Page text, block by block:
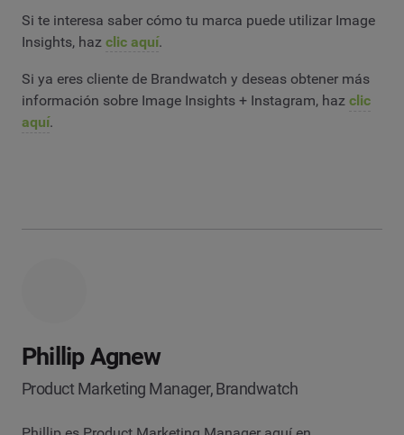
Si te interesa saber cómo tu marca puede utilizar Image
Insights, haz clic aquí.
Si ya eres cliente de Brandwatch y deseas obtener más
información sobre Image Insights + Instagram, haz clic
aquí.
Phillip Agnew
Product Marketing Manager, Brandwatch